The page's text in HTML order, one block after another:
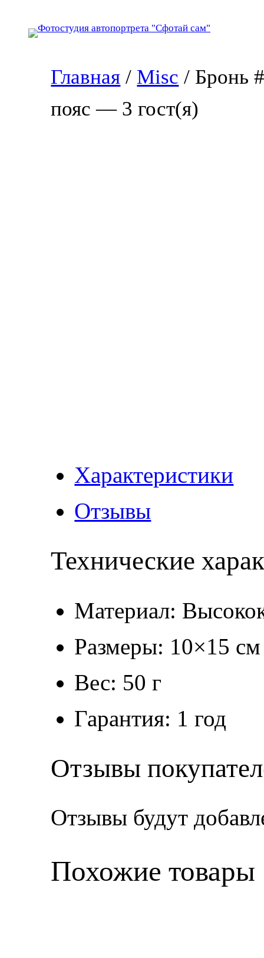
Главная / Misc / Бронь
пояс — 3 гост(я)
Характеристики
Отзывы
Технические
Материал:
Размеры: 10×15 см
Вес: 50 г
Гарантия: 1 год
Отзывы
Отзывы будут
Похожие товары